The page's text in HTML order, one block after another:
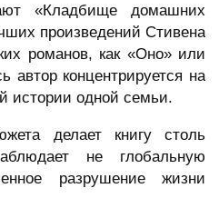
«Кладбище домашних
произведений Стивена
романов, как «Оно» или
автор концентрируется на
истории одной семьи.
делает книгу столь
не глобальную
разрушение жизни